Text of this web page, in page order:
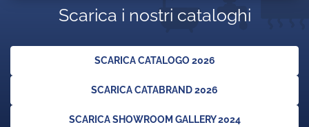
Scarica i nostri cataloghi
SCARICA CATALOGO 2026
SCARICA CATABRAND 2026
SCARICA SHOWROOM GALLERY 2024